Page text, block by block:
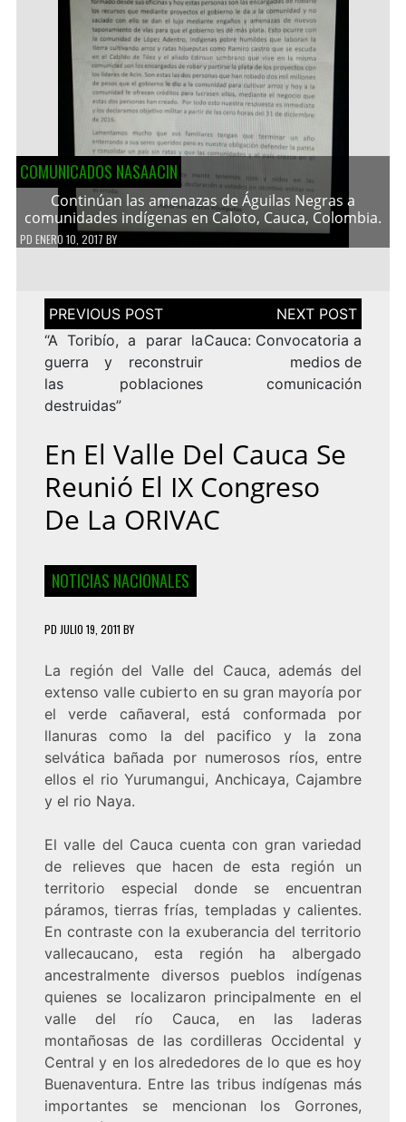
COMUNICADOS NASAACIN
Continúan las amenazas de Águilas Negras a
comunidades indígenas en Caloto, Cauca, Colombia.
PD ENERO 10, 2017 BY
Navegación
de
entradas
“A Toribío, a parar la
guerra y reconstruir
las poblaciones
destruidas”
Cauca: Convocatoria a
medios de
comunicación
En El Valle Del Cauca Se
Reunió El IX Congreso
De La ORIVAC
NOTICIAS NACIONALES
PD JULIO 19, 2011 BY
La región del Valle del Cauca, además del
extenso valle cubierto en su gran mayoría por
el verde cañaveral, está conformada por
llanuras como la del pacifico y la zona
selvática bañada por numerosos ríos, entre
ellos el rio Yurumangui, Anchicaya, Cajambre
y el rio Naya.
El valle del Cauca cuenta con gran variedad
de relieves que hacen de esta región un
territorio especial donde se encuentran
páramos, tierras frías, templadas y calientes.
En contraste con la exuberancia del territorio
vallecaucano, esta región ha albergado
ancestralmente diversos pueblos indígenas
quienes se localizaron principalmente en el
valle del río Cauca, en las laderas
montañosas de las cordilleras Occidental y
Central y en los alrededores de lo que es hoy
Buenaventura. Entre las tribus indígenas más
importantes se mencionan los Gorrones,